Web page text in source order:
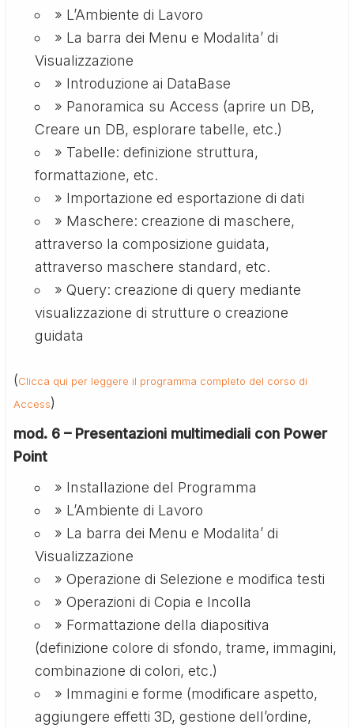
» L’Ambiente di Lavoro
» La barra dei Menu e Modalita’ di
Visualizzazione
» Introduzione ai DataBase
» Panoramica su Access (aprire un DB,
Creare un DB, esplorare tabelle, etc.)
» Tabelle: definizione struttura,
formattazione, etc.
» Importazione ed esportazione di dati
» Maschere: creazione di maschere,
attraverso la composizione guidata,
attraverso maschere standard, etc.
» Query: creazione di query mediante
visualizzazione di strutture o creazione
guidata
(Clicca qui per leggere il programma completo del corso di
Access)
mod. 6 – Presentazioni multimediali con Power
Point
» Installazione del Programma
» L’Ambiente di Lavoro
» La barra dei Menu e Modalita’ di
Visualizzazione
» Operazione di Selezione e modifica testi
» Operazioni di Copia e Incolla
» Formattazione della diapositiva
(definizione colore di sfondo, trame, immagini,
combinazione di colori, etc.)
» Immagini e forme (modificare aspetto,
aggiungere effetti 3D, gestione dell’ordine,